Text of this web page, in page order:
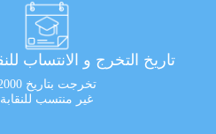
تاريخ التخرج و الانتساب
تخرجت بتاريخ 2000
غير منتسب للنقابة